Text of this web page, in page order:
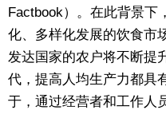
Factbook）。在此背景下
化、多样化发展的饮食市
发达国家的农户将不断提
代，提高人均生产力都具
于，通过经营者和工作人